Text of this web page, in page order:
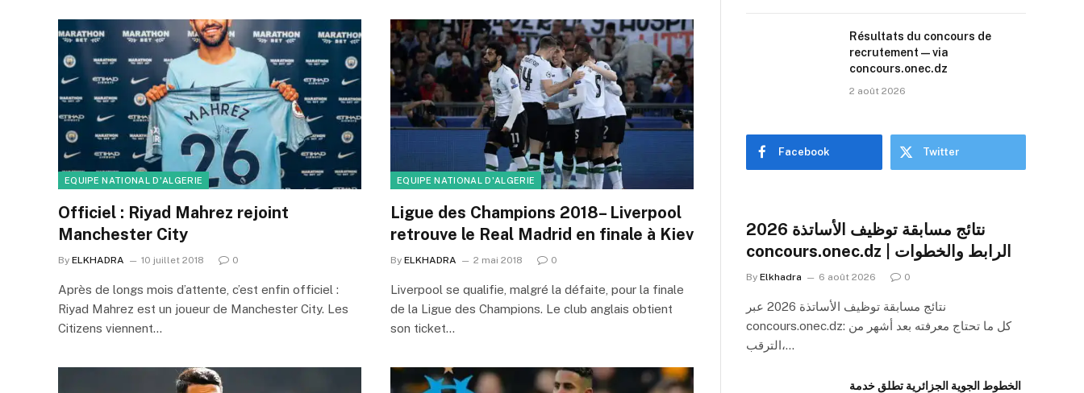
EQUIPE NATIONAL D'ALGERIE
Officiel : Riyad Mahrez rejoint
Manchester City
By ELKHADRA 10 juillet 2018 0
Après de longs mois d’attente, c’est enfin officiel :
Riyad Mahrez est un joueur de Manchester City. Les
Citizens viennent…
EQUIPE NATIONAL D'ALGERIE
Ligue des Champions 2018– Liverpool
retrouve le Real Madrid en finale à Kiev
By ELKHADRA 2 mai 2018 0
Liverpool se qualifie, malgré la défaite, pour la finale
de la Ligue des Champions. Le club anglais obtient
son ticket…
Résultats du concours de
recrutement — via
concours.onec.dz
2 août 2026
Facebook Twitter
نتائج مسابقة توظيف الأساتذة 2026
concours.onec.dz | الرابط والخطوات
By Elkhadra 6 août 2026 0
نتائج مسابقة توظيف الأساتذة 2026 عبر
concours.onec.dz: كل ما تحتاج معرفته بعد أشهر من
الترقب،…
الخطوط الجوية الجزائرية تطلق خدمة